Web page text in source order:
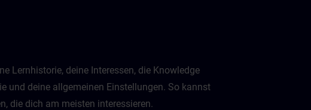
Lernhistorie, deine Interessen, die Knowledge
und deine allgemeinen Einstellungen. So kannst
die dich am meisten interessieren.